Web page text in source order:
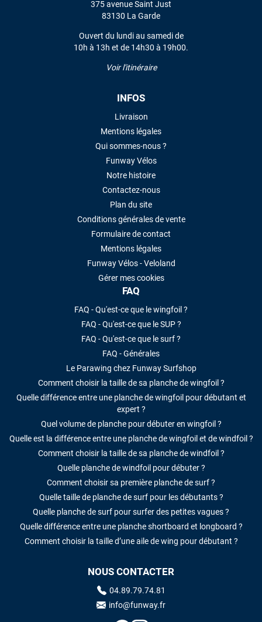
375 avenue Saint Just
83130 La Garde
Ouvert du lundi au samedi de
10h à 13h et de 14h30 à 19h00.
Voir l'itinéraire
INFOS
Livraison
Mentions légales
Qui sommes-nous ?
Funway Vélos
Notre histoire
Contactez-nous
Plan du site
Conditions générales de vente
Formulaire de contact
Mentions légales
Funway Vélos - Veloland
Gérer mes cookies
FAQ
FAQ - Qu'est-ce que le wingfoil ?
FAQ - Qu'est-ce que le SUP ?
FAQ - Qu'est-ce que le surf ?
FAQ - Générales
Le Parawing chez Funway Surfshop
Comment choisir la taille de sa planche de wingfoil ?
Quelle différence entre une planche de wingfoil pour débutant et
expert ?
Quel volume de planche pour débuter en wingfoil ?
Quelle est la différence entre une planche de wingfoil et de windfoil ?
Comment choisir la taille de sa planche de windfoil ?
Quelle planche de windfoil pour débuter ?
Comment choisir sa première planche de surf ?
Quelle taille de planche de surf pour les débutants ?
Quelle planche de surf pour surfer des petites vagues ?
Quelle différence entre une planche shortboard et longboard ?
Comment choisir la taille d’une aile de wing pour débutant ?
NOUS CONTACTER
04.89.79.74.81
info@funway.fr
L'envoi a été rapide. La voile est arrivée en super état.